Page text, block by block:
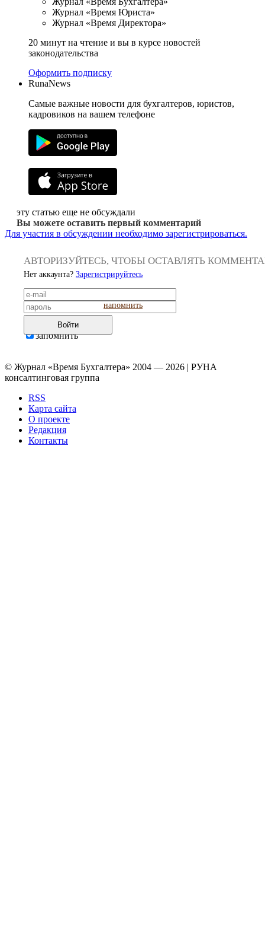
Журнал «Время Юриста»
Журнал «Время Директора»
20 минут на чтение и вы в курсе новостей
законодательства
Оформить подписку
RunaNews
Самые важные новости для бухгалтеров, юристов,
кадровиков на вашем телефоне
эту статью еще не обсуждали
Вы можете оставить первый комментарий
Для участия в обсуждении необходимо зарегистрироваться.
АВТОРИЗУЙТЕСЬ, ЧТОБЫ ОСТАВЛЯТЬ
Нет аккаунта? Зарегистрируйтесь
напомнить
Войти
запомнить
© Журнал «Время Бухгалтера» 2004 — 2026 | РУНА
консалтинговая группа
RSS
Карта сайта
О проекте
Редакция
Контакты